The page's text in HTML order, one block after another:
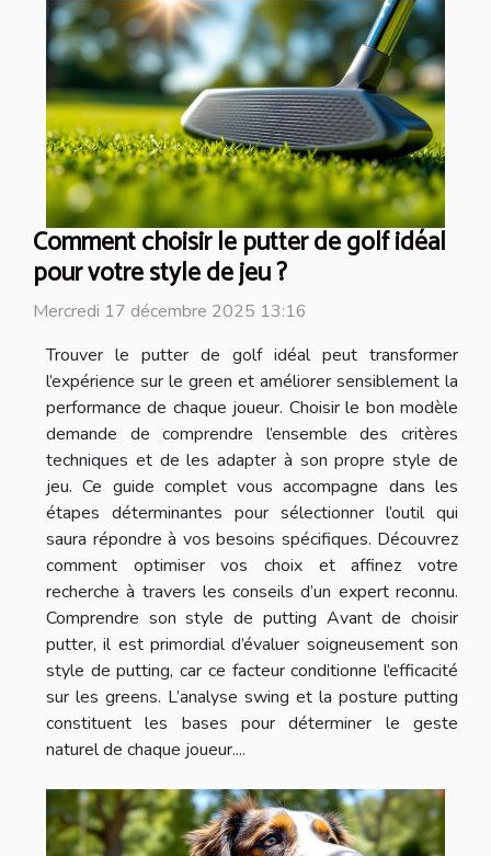
Comment choisir le putter de golf idéal
pour votre style de jeu ?
Mercredi 17 décembre 2025 13:16
Trouver le putter de golf idéal peut transformer
l’expérience sur le green et améliorer sensiblement la
performance de chaque joueur. Choisir le bon modèle
demande de comprendre l’ensemble des critères
techniques et de les adapter à son propre style de
jeu. Ce guide complet vous accompagne dans les
étapes déterminantes pour sélectionner l’outil qui
saura répondre à vos besoins spécifiques. Découvrez
comment optimiser vos choix et affinez votre
recherche à travers les conseils d’un expert reconnu.
Comprendre son style de putting Avant de choisir
putter, il est primordial d’évaluer soigneusement son
style de putting, car ce facteur conditionne l’efficacité
sur les greens. L’analyse swing et la posture putting
constituent les bases pour déterminer le geste
naturel de chaque joueur....